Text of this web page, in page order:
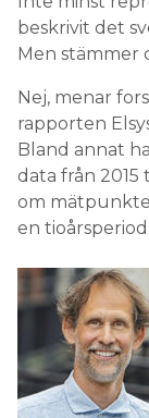
Nej, menar
rapporten
Bland annat
om
en
Mikael